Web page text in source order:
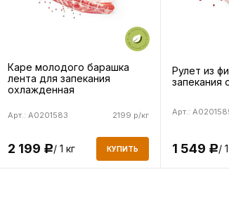
Каре молодого барашка
лента для запекания
охлажденная
2199 р/кг
Арт.: A0201583
2 199 Р/ 1 кг КУПИТЬ
Рулет из
запекания
Арт.:
1 549 Р/